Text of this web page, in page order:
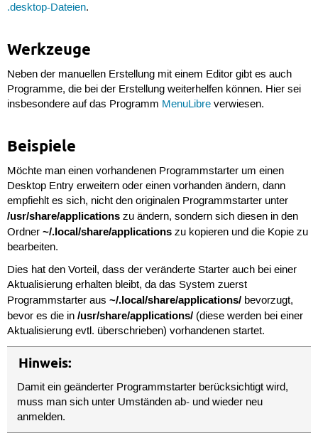
.desktop-Dateien.
Werkzeuge
Neben der manuellen Erstellung mit einem Editor gibt es auch
Programme, die bei der Erstellung weiterhelfen können. Hier sei
insbesondere auf das Programm MenuLibreverwiesen.
Beispiele
Möchte man einen vorhandenen Programmstarter um einen
Desktop Entry erweitern oder einen vorhanden ändern, dann
empfiehlt es sich, nicht den originalen Programmstarter unter
/usr/share/applicationszu ändern, sondern sich diesen in den
Ordner ~/.local/share/applicationszu kopieren und die Kopie zu
bearbeiten.
Dies hat den Vorteil, dass der veränderte Starter auch bei einer
Aktualisierung erhalten bleibt, da das System zuerst
Programmstarter aus ~/.local/share/applications/bevorzugt,
bevor es die in /usr/share/applications/(diese werden bei einer
Aktualisierung evtl. überschrieben) vorhandenen startet.
Hinweis:
Damit ein geänderter Programmstarter berücksichtigt wird,
muss man sich unter Umständen ab- und wieder neu
anmelden.